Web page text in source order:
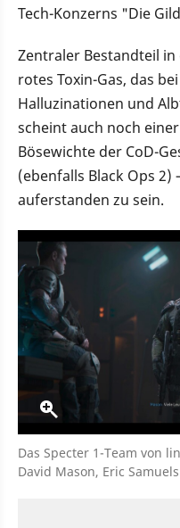
Tech-Konzerns "Die
Zentraler Bestandteil
rotes Toxin-Gas, das
Halluzinationen und
scheint auch noch
Bösewichte der CoD-
(ebenfalls Black Ops 2)
auferstanden zu sein.
Das Specter 1-Team von
David Mason, Eric